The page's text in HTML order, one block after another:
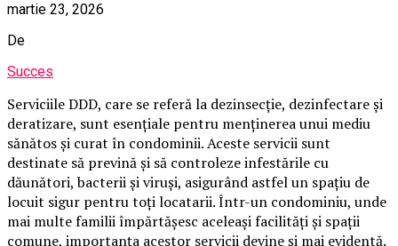
martie 23, 2026
De
Succes
Serviciile DDD, care se referă la dezinsecție, dezinfectare și
deratizare, sunt esențiale pentru menținerea unui mediu
sănătos și curat în condominii. Aceste servicii sunt
destinate să prevină și să controleze infestările cu
dăunători, bacterii și viruși, asigurând astfel un spațiu de
locuit sigur pentru toți locatarii. Într-un condominiu, unde
mai multe familii împărtășesc aceleași facilități și spații
comune, importanța acestor servicii devine și mai evidentă.